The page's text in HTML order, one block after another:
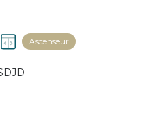
Ascenseur